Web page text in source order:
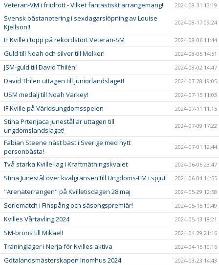
Veteran-VM i friidrott - Vilket fantastiskt arrangemang! 2024-08-31 13:19
Svensk bästanotering i sexdagarslöpning av Louise
Kjellson!!
2024-08-17 09:24
IF Kville i topp på rekordstort Veteran-SM 2024-08-06 11:44
Guld till Noah och silver till Melker! 2024-08-05 14:51
JSM-guld till David Thilén! 2024-08-02 14:47
David Thilen uttagen till juniorlandslaget! 2024-07-28 19:05
USM medalj till Noah Varkey! 2024-07-15 11:03
IF Kville på Världsungdomsspelen 2024-07-11 11:15
Stina Prtenjaca Junestål är uttagen till
ungdomslandslaget!
2024-07-09 17:22
Fabian Steene näst bäst i Sverige med nytt
personbästa!
2024-07-01 12:44
Två starka Kville-lag i Kraftmätningskvalet 2024-06-06 23:47
Stina Junestål över kvalgränsen till Ungdoms-EM i spjut 2024-06-04 14:55
"Arenaterrängen" på Kvilletisdagen 28 maj 2024-05-29 12:58
Seriematch i Finspång och säsongspremiär! 2024-05-15 10:49
Kvilles Vårtävling 2024 2024-05-13 18:21
SM-brons till Mikael! 2024-04-29 21:16
Träningläger i Nerja för Kvilles aktiva 2024-04-15 10:16
Götalandsmästerskapen Inomhus 2024 2024-03-23 14:43